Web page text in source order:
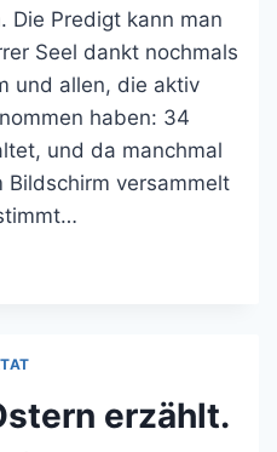
Die Predigt kann man
Seel dankt nochmals
und allen, die aktiv
haben: 34
und da manchmal
Bildschirm versammelt
erzählt.